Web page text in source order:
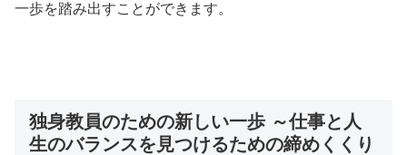
一歩を踏み出すことができます。
独身教員のための新しい一歩 ～仕事と人
生のバランスを見つけるための締めくくり